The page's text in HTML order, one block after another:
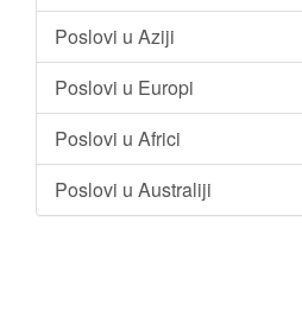
Poslovi u Aziji
Poslovi u Europi
Poslovi u Africi
Poslovi u Australiji